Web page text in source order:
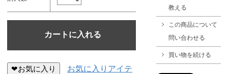
❤お気に入り
お気に入りアイテ
教える
この商品について
問い合わせる
買い物を続ける